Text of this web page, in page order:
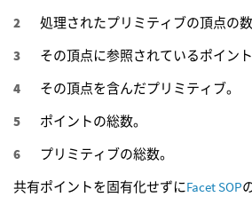
処理されたプリミティブの頂点の数
その頂点に参照されているポイント
その頂点を含んだプリミティブ。
ポイントの総数。
プリミティブの総数。
共有ポイントを固有化せずにFacet SOP